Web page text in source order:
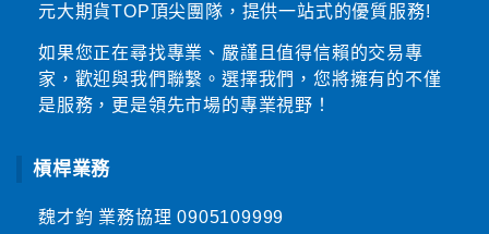
元大期貨TOP頂尖團隊，提供一站式的優質服務!
如果您正在尋找專業、嚴謹且值得信賴的交易專
家，歡迎與我們聯繫。選擇我們，您將擁有的不僅
是服務，更是領先市場的專業視野！
槓桿業務
魏才鈞 業務協理0905109999